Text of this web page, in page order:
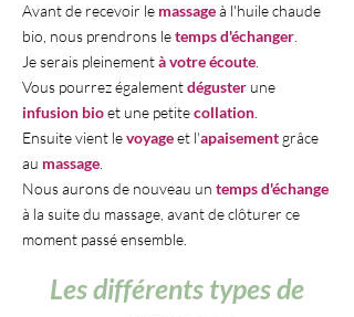
Avant de recevoir le massageà l'huile chaude
bio, nous prendrons letemps d'échanger
Je serais pleinementà votre écoute
Vous pourrez égalementdéguster une
infusion bioet une petitecollation
Ensuite vient levoyageet l'apaisement grâce
au massage
Nous aurons de nouveau un temps d'échange
à la suite du massage, avant de clôturer ce
moment passé ensemble.
Les différents types de